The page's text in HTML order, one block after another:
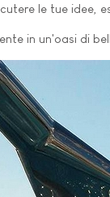
le tue idee,
in un'oasi di